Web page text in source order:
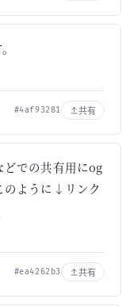
#4af93281 共有
での共有用にog
のように↓リンク
#ea4262b3 共有